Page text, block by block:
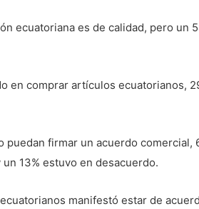
ecuatoriana es de calidad, pero un
en comprar artículos ecuatorianos,
puedan firmar un acuerdo
13% estuvo en desacuerdo.
manifestó estar de